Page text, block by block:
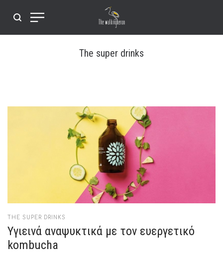
The super drinks
POSTED
IN
THE SUPER DRINKS
Υγιεινά αναψυκτικά με τον ευεργετικό
kombucha